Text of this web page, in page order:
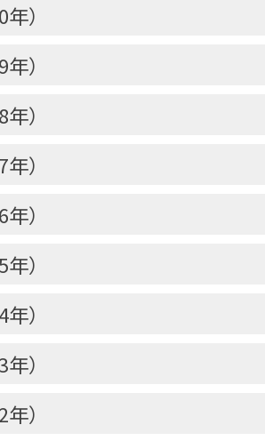
）
）
）
）
）
）
）
）
）